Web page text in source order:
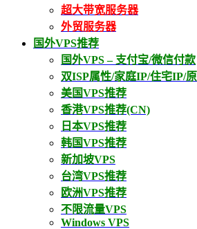
超大带宽服务器
外贸服务器
国外VPS推荐
国外VPS – 支付宝/微信付款
双ISP属性/家庭IP/住宅IP/
美国VPS推荐
香港VPS推荐(CN)
日本VPS推荐
韩国VPS推荐
新加坡VPS
台湾VPS推荐
欧洲VPS推荐
不限流量VPS
Windows VPS